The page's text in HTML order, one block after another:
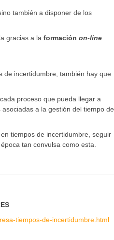
también a disponer de los
gracias a la formación on-line.
de incertidumbre, también hay que
proceso que pueda llegar a
a la gestión del tiempo de
tiempos de incertidumbre, seguir
tan convulsa como esta.
tiempos-de-incertidumbre.html